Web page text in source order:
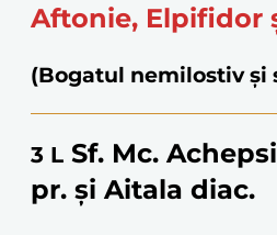
Aftonie, Elpifidor
(Bogatul nemilostiv și
3 L Sf. Mc.
pr. și Aitala diac.